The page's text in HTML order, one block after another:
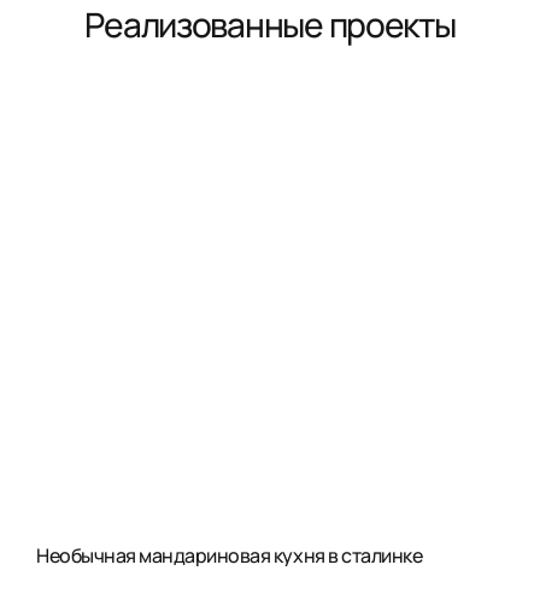
Реализованные проекты
Необычная мандариновая кухня в сталинке